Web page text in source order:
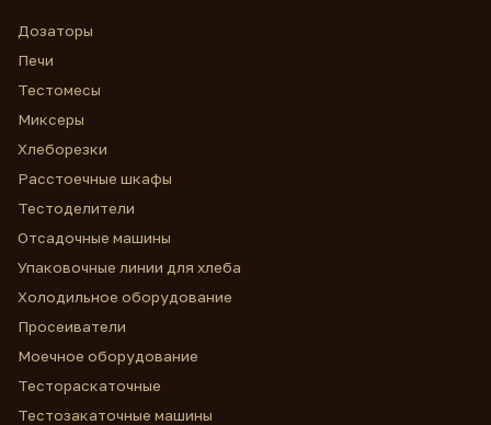
Дозаторы
Печи
Тестомесы
Миксеры
Хлеборезки
Расстоечные шкафы
Тестоделители
Отсадочные машины
Упаковочные линии для хлеба
Холодильное оборудование
Просеиватели
Моечное оборудование
Тестораскаточные
Тестозакаточные машины